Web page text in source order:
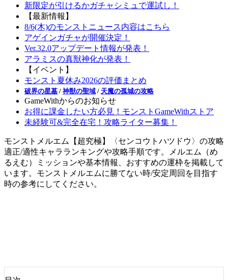
新限定が引けるかガチャシミュで運試し！
【最新情報】
8/6(木)のモンストニュース内容はこちら
アゲインガチャが開催決定！
Ver.32.0アップデート情報が発表！
アラミスの真獣神化が発表！
【イベント】
モンスト夏休み2026の評価まとめ
破界の星墓 / 神獣の聖域 / 天魔の孤城の攻略
GameWithからのお知らせ
お得に課金したい方必見！モンストGameWithストア
未経験可&完全在宅！攻略ライター募集！
モンストメルエム【超究極】〈センコウトハツドウ〉の攻略
適正/適性キャラランキングや攻略手順です。メルエム（め
るえむ）ミッションや基本情報、おすすめの運枠を掲載して
います。モンストメルエムに勝てない時/安定周回を目指す
時の参考にしてください。